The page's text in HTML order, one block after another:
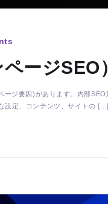
ージSEO
ジ要因)があります。内部
設定、コンテンツ、サイトの […]